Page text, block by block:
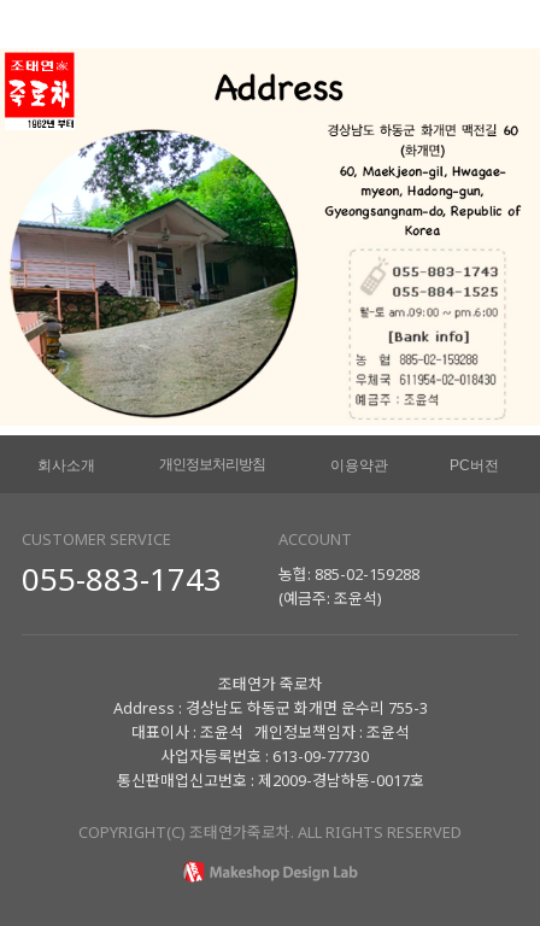
회사소개 개인정보처리방침 이용약관 PC버전
CUSTOMER SERVICE
055-883-1743
ACCOUNT
농협: 885-02-159288
(예금주: 조윤석)
조태연가 죽로차
Address : 경상남도 하동군 화개면 운수리 755-3
대표이사 : 조윤석 개인정보책임자 : 조윤석
사업자등록번호 : 613-09-77730
통신판매업신고번호 : 제2009-경남하동-0017호
COPYRIGHT(C) 조태연가죽로차. ALL RIGHTS RESERVED